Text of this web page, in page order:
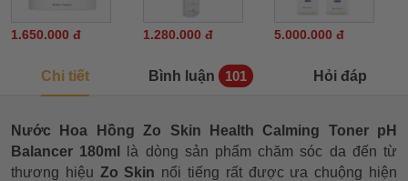
1.650.000 đ 1.280.000 đ 5.000.000 đ
Chi tiết Bình luận 101 Hỏi đáp
Nước Hoa Hồng Zo Skin Health Calming Toner pH
Balancer 180ml
là dòng sản phẩm chăm sóc da đến từ
thương hiệu Zo Skin nổi tiếng rất được ưa chuộng hiện